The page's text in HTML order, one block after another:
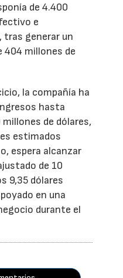
de 4.400
e
tras generar un
404 millones de
la compañía ha
hasta
de dólares,
estimados
espera alcanzar
de 10
9,35 dólares
en una
durante el